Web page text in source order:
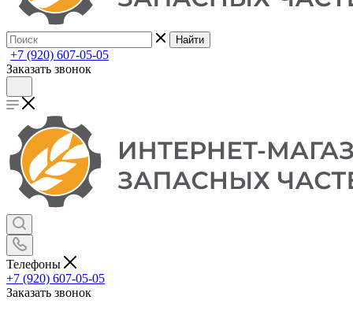
Найти
+7 (920) 607-05-05
Заказать звонок
Телефоны
+7 (920) 607-05-05
Заказать звонок